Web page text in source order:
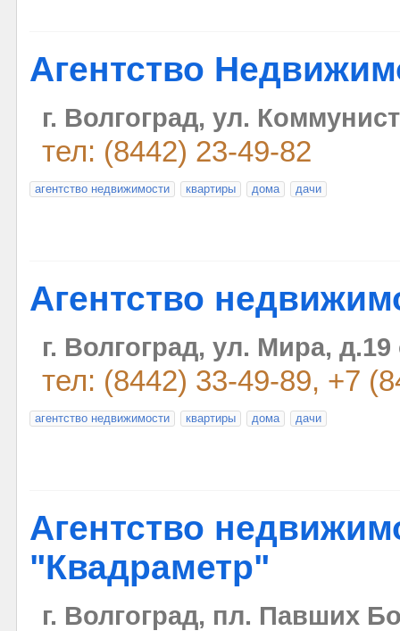
Агентство
г. Волгоград, ул.
тел: (8442) 23-49-82
агентство недвижимости квартиры дома дачи
Агентство
г. Волгоград, ул. Мира,
тел: (8442) 33-49-89, +7
агентство недвижимости квартиры дома дачи
Агентство
"Квадраметр"
г. Волгоград, пл. Павших